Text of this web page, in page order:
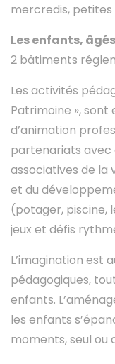
mercredis, petites
Les enfants,
2 bâtiments
Les activités
Patrimoine »,
d’animation
partenariats avec
associatives de la
et du
(potager, piscine,
jeux et défis
L’imagination est
pédagogiques,
enfants.
les enfants
moments, seul ou